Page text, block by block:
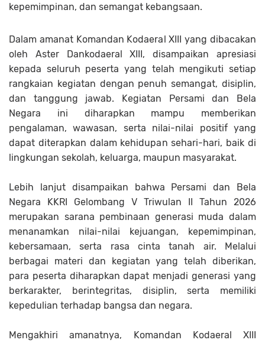
kepemimpinan, dan semangat kebangsaan.
Dalam amanat Komandan Kodaeral XIII yang dibacakan
oleh Aster Dankodaeral XIII, disampaikan apresiasi
kepada seluruh peserta yang telah mengikuti setiap
rangkaian kegiatan dengan penuh semangat, disiplin,
dan tanggung jawab. Kegiatan Persami dan Bela
Negara ini diharapkan mampu memberikan
pengalaman, wawasan, serta nilai-nilai positif yang
dapat diterapkan dalam kehidupan sehari-hari, baik di
lingkungan sekolah, keluarga, maupun masyarakat.
Lebih lanjut disampaikan bahwa Persami dan Bela
Negara KKRI Gelombang V Triwulan II Tahun 2026
merupakan sarana pembinaan generasi muda dalam
menanamkan nilai-nilai kejuangan, kepemimpinan,
kebersamaan, serta rasa cinta tanah air. Melalui
berbagai materi dan kegiatan yang telah diberikan,
para peserta diharapkan dapat menjadi generasi yang
berkarakter, berintegritas, disiplin, serta memiliki
kepedulian terhadap bangsa dan negara.
Mengakhiri amanatnya, Komandan Kodaeral XIII